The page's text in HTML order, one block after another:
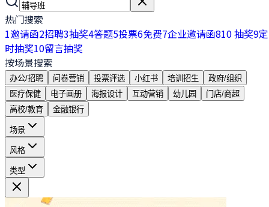
热门搜索
1邀请函2招聘3抽奖4答题5投票6免费7企业邀请函810 抽奖9定
时抽奖10留言抽奖
按场景搜索
办公/招聘 问卷营销 投票评选 小红书 培训招生
政府/组织
医疗保健
电子画册 海报设计 互动营销 幼儿园
门店/商超
高校/教育
金融银行
场景
风格
类型